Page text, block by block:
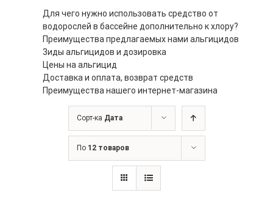
Для чего нужно использовать средство от
водорослей в бассейне дополнительно к хлору?
Преимущества предлагаемых нами альгицидов
3иды альгицидов и дозировка
Цены на альгицид
Доставка и оплата, возврат средств
Преимущества нашего интернет-магазина
Сорт-ка Дата
По 12 товаров